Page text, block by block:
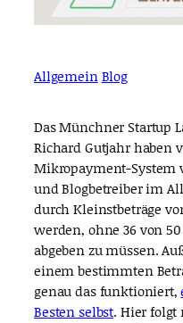
AllgemeinBlog
Das Münchner Startup
Richard Gutjahr haben
Mikropayment-System
und Blogbetreiber im
durch Kleinstbeträge
werden, ohne 36 von
abgeben zu müssen.
einem bestimmten
genau das funktioniert,
Besten selbst. Hier folgt